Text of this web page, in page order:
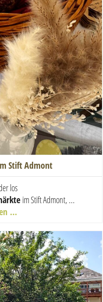
Stift Admont
los
im Stift Admont, ...
…